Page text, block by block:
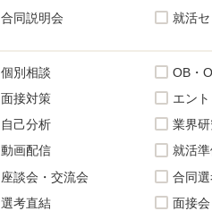
合同説明会 就活
個別相談 OB・
面接対策
エン
自己分析
業界
動画配信
就活
座談会・交流会
合同
選考直結
面接